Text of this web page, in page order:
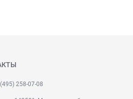
258-07-08